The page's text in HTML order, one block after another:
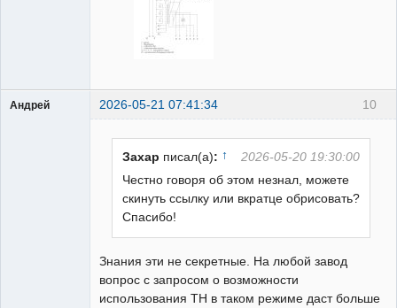
10
Андрей 2026-05-21 07:41:34
Захар писал(а): ↑
2026-05-20 19:30:00
Честно говоря об этом незнал, можете
скинуть ссылку или вкратце обрисовать?
Спасибо!
Знания эти не секретные. На любой завод
вопрос с запросом о возможности
использования ТН в таком режиме даст больше